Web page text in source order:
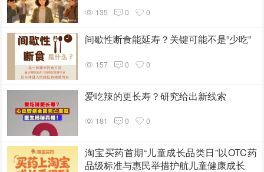
135 0 0
间歇性断食能延寿？关键可能不是”少吃”
157 0 0
爱吃辣的更长寿？研究给出新线索
181 0 0
淘宝买药首期“儿童成长品类日”以OTC药
品级标准与惠民举措护航儿童健康成长